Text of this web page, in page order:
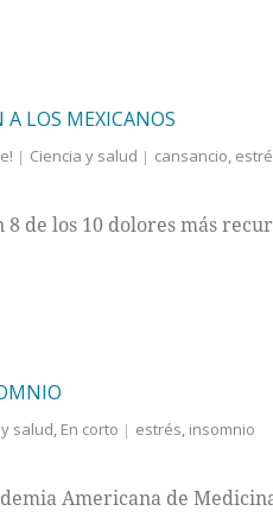
A LOS MEXICANOS
Ciencia y salud cansancio,
8 de los 10 dolores más
salud, En corto estrés, insomnio
Americana de